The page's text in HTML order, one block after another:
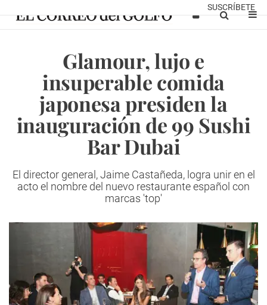
SUSCRÍBETE
Glamour, lujo e
insuperable comida
japonesa presiden la
inauguración de 99 Sushi
Bar Dubai
El director general, Jaime Castañeda, logra unir en el
acto el nombre del nuevo restaurante español con
marcas 'top'